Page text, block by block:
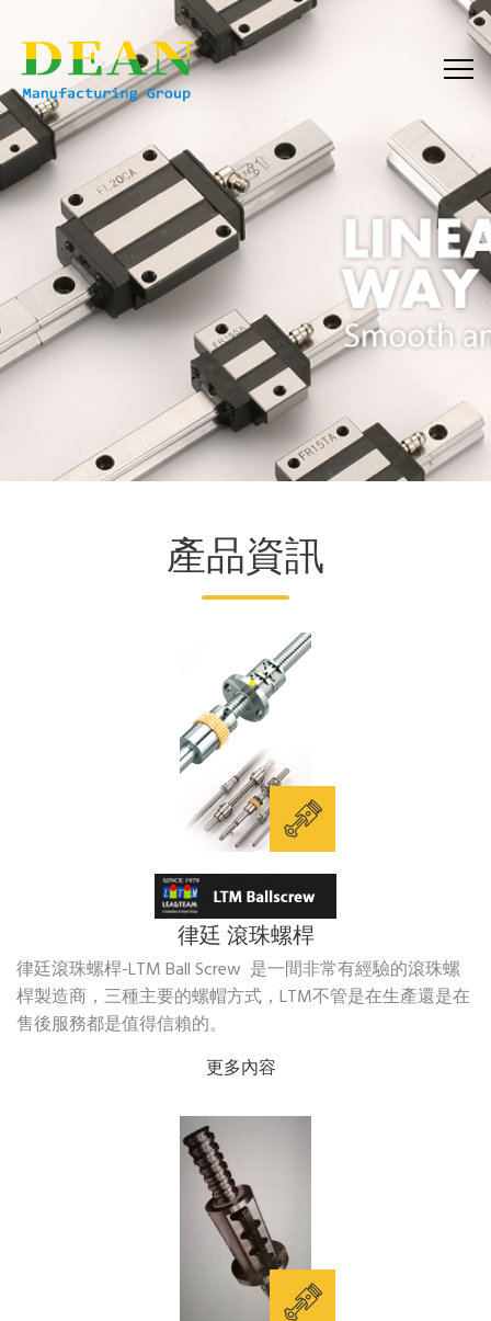
產品資訊
律廷 滾珠螺桿
律廷滾珠螺桿-LTM Ball Screw 是一間非常有經驗的滾珠螺
桿製造商，三種主要的螺帽方式，LTM不管是在生產還是在
售後服務都是值得信賴的。
更多內容